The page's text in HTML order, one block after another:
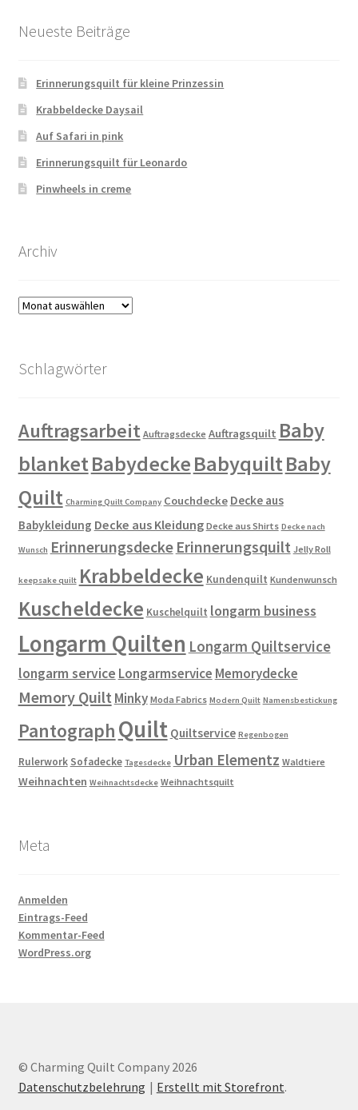
Neueste Beiträge
Erinnerungsquilt für kleine Prinzessin
Krabbeldecke Daysail
Auf Safari in pink
Erinnerungsquilt für Leonardo
Pinwheels in creme
Archiv
Archiv
Schlagwörter
Auftragsarbeit Auftragsdecke Auftragsquilt Baby
blanketBabydeckeBabyquiltBaby
Quilt Charming Quilt Company Couchdecke Decke aus
Babykleidung Decke aus Kleidung Decke aus Shirts Decke nach
Wunsch Erinnerungsdecke Erinnerungsquilt Jelly Roll
keepsake quilt Krabbeldecke Kundenquilt Kundenwunsch
Kuscheldecke Kuschelquilt longarm business
Longarm Quilten Longarm Quiltservice
longarm service Longarmservice Memorydecke
Memory Quilt Minky Moda Fabrics Modern Quilt Namensbestickung
Pantograph Quilt Quiltservice Regenbogen
Rulerwork Sofadecke Tagesdecke Urban Elementz Waldtiere
Weihnachten Weihnachtsdecke Weihnachtsquilt
Meta
Anmelden
Eintrags-Feed
Kommentar-Feed
WordPress.org
© Charming Quilt Company 2026
Datenschutzbelehrung
Erstellt mit Storefront.